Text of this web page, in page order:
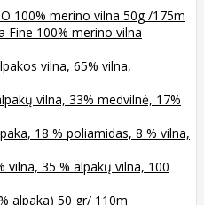
100% merino vilna 50g /175m
Fine 100% merino vilna
vilna, 65% vilna,
vilna, 33% medvilnė, 17%
18 % poliamidas, 8 % vilna,
vilna, 35 % alpakų vilna, 100
alpaka) 50 gr/ 110m